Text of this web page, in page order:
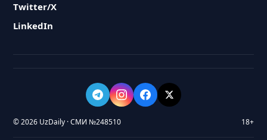
Twitter/X
LinkedIn
© 2026 UzDaily · СМИ №248510 18+